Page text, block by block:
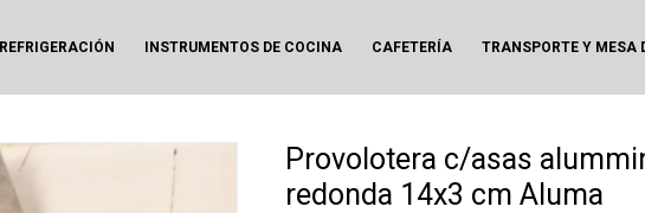
REFRIGERACIÓN INSTRUMENTOS DE COCINA CAFETERÍA TRANSPORTE Y MESA
Provolotera c/asas
redonda 14x3 cm Aluma